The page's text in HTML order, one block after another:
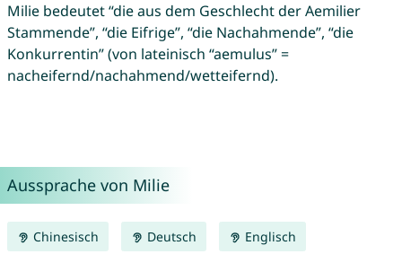
Milie bedeutet “die aus dem Geschlecht der Aemilier
Stammende”, “die Eifrige”, “die Nachahmende”, “die
Konkurrentin” (von lateinisch “aemulus” =
nacheifernd/nachahmend/wetteifernd).
Aussprache von Milie
Chinesisch Deutsch Englisch